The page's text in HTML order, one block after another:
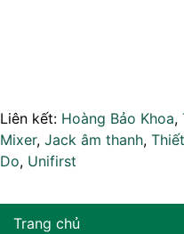
Liên kết: Hoàng Bảo Khoa,
Mixer, Jack âm thanh,
Do, Unifirst
Trang chủ